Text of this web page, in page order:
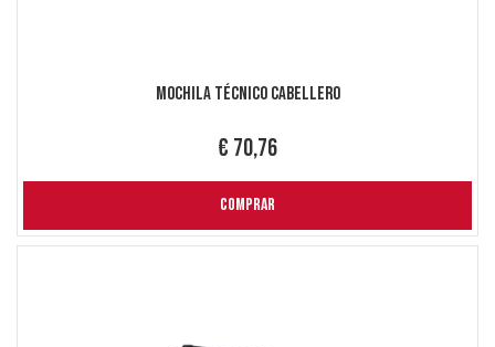
Mochila Técnico Cabellero
€ 70,76
COMPRAR